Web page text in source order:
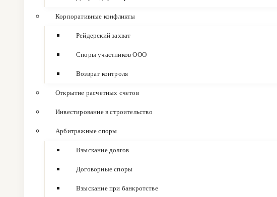
Корпоративные конфликты
Рейдерский захват
Споры участников ООО
Возврат контроля
Открытие расчетных счетов
Инвестирование в строительство
Арбитражные споры
Взыскание долгов
Договорные споры
Взыскание при банкротстве